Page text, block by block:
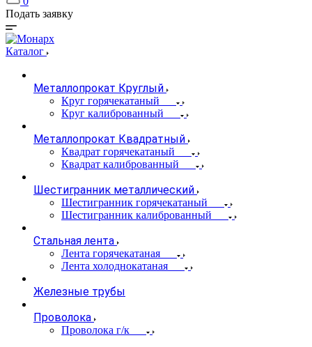
Подать заявку
Каталог
Металлопрокат Круглый
Круг горячекатаный
Круг калиброванный
Металлопрокат Квадратный
Квадрат горячекатаный
Квадрат калиброванный
Шестигранник металлический
Шестигранник горячекатаный
Шестигранник калиброванный
Стальная лента
Лента горячекатаная
Лента холоднокатаная
Железные трубы
Проволока
Проволока г/к